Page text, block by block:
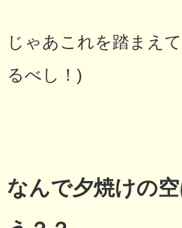
じゃあこれを踏まえ
るべし！)
なんで夕焼けの